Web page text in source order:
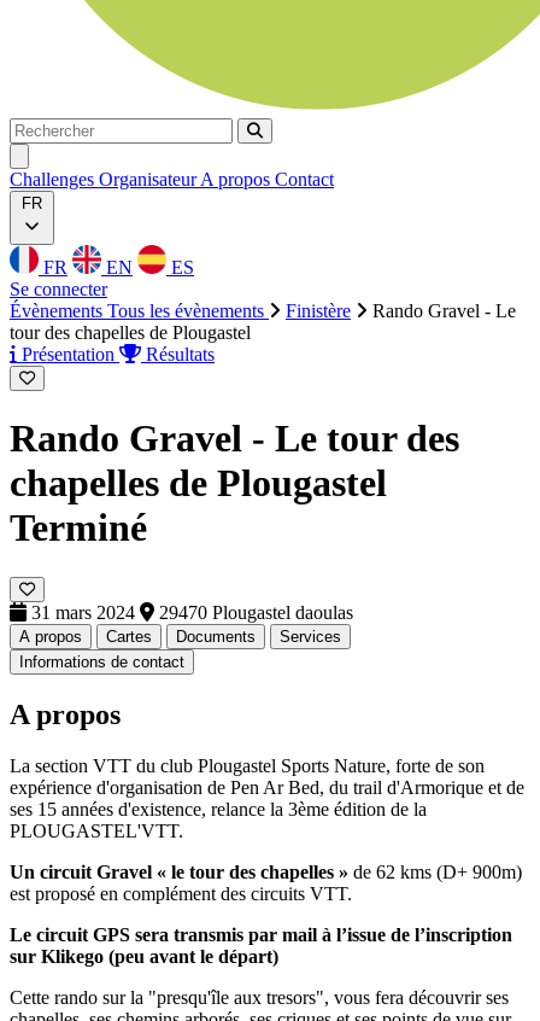
Rechercher
Rechercher
Challenges OrganisateurA propos Contact
FR
FR EN
ES
Se connecter
Évènements Tous les évènements Finistère
Rando Gravel - Le
tour des chapelles de Plougastel
Présentation
Résultats
Rando Gravel - Le tour des
chapelles de Plougastel
Terminé
31 mars 2024 29470 Plougastel daoulas
A propos Cartes Documents
Services
Informations de contact
A propos
La section VTT du club Plougastel Sports Nature, forte de son
expérience d'organisation de Pen Ar Bed, du trail d'Armorique et de
ses 15 années d'existence, relance la 3ème édition de la
PLOUGASTEL'VTT.
Un circuit Gravel « le tour des chapelles » de 62 kms (D+ 900m)
est proposé en complément des circuits VTT.
Le circuit GPS sera transmis par mail à l’issue de l’inscription
sur Klikego (peu avant le départ)
Cette rando sur la "presqu'île aux tresors", vous fera découvrir ses